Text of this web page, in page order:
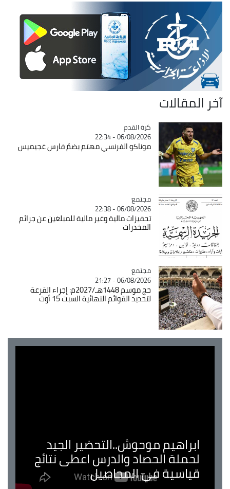
آخر المقالات
Catégorie
كرة القدم
06/08/2026 - 22:34
موناكو الفرنسي مهتم بضمّ فارس غجيميس
Catégorie
مجتمع
06/08/2026 - 22:38
تحفيزات مالية وغير مالية للمبلغين عن جرائم
المخدرات
Catégorie
مجتمع
06/08/2026 - 21:27
حج موسم 1448هـ/2027م: إجراء القرعة
لتحديد القوائم النهائية السبت 15 أوت
ابراهيم موحوش..التحضير الجيد
لحملة الحصاد والدرس اعطى نتائج
قياسية في المحاصيل